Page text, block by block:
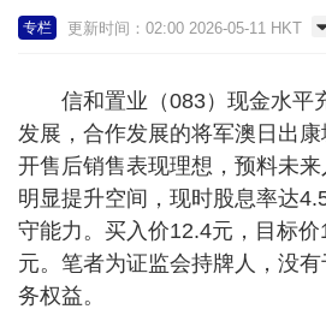
专栏 更新时间：02:00 2026-05-11 HKT
信和置业（083）现金水平
发展，合作发展的将军澳日出康
开售后销售表现理想，预料未
明显提升空间，现时股息率达
守能力。买入价12.4元，目标
元。笔者为证监会持牌人，没
务权益。